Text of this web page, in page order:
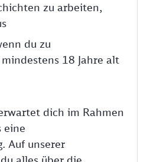
zu arbeiten,
du zu
18 Jahre alt
dich im Rahmen
eine
Auf unserer